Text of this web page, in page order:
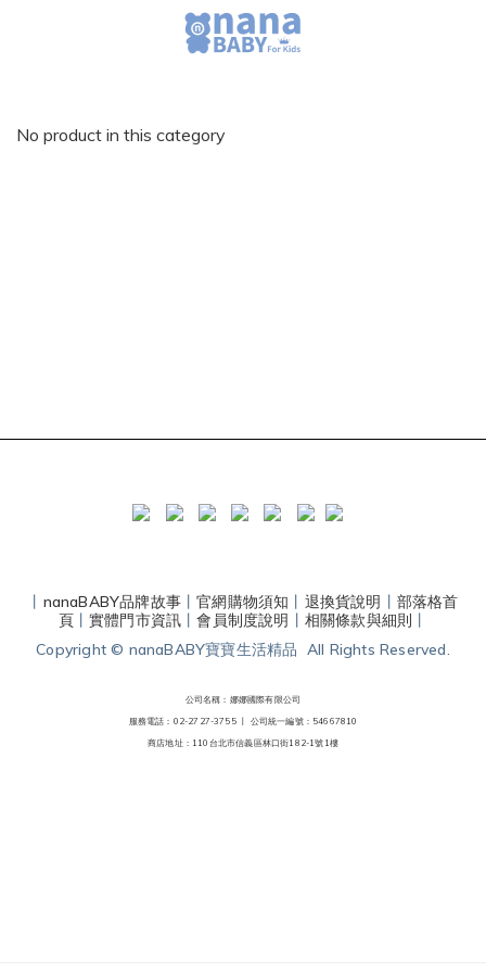
No product in this category
丨 nanaBABY品牌故事丨官網購物須知 丨 退換貨說明 丨 部落格首
頁丨 實體門市資訊 丨會員制度說明 丨 相關條款與細則 丨
Copyright © nanaBABY寶寶生活精品 All Rights Reserved.
公司名稱：娜娜國際有限公司
服務電話：02-2727-3755 丨 公司統一編號：54667810
商店地址：110台北市信義區林口街182-1號1樓